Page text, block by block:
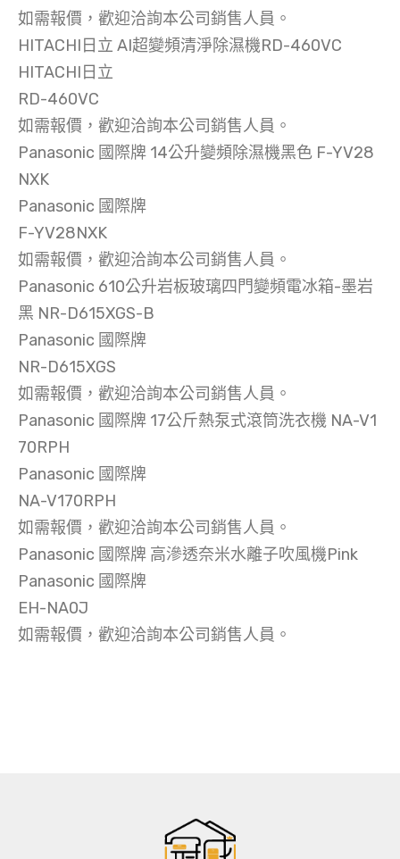
如需報價，歡迎洽詢本公司銷售人員。
HITACHI日立 AI超變頻清淨除濕機RD-460VC
HITACHI日立
RD-460VC
如需報價，歡迎洽詢本公司銷售人員。
Panasonic 國際牌 14公升變頻除濕機黑色 F-YV28
NXK
Panasonic 國際牌
F-YV28NXK
如需報價，歡迎洽詢本公司銷售人員。
Panasonic 610公升岩板玻璃四門變頻電冰箱-墨岩
黑 NR-D615XGS-B
Panasonic 國際牌
NR-D615XGS
如需報價，歡迎洽詢本公司銷售人員。
Panasonic 國際牌 17公斤熱泵式滾筒洗衣機 NA-V1
70RPH
Panasonic 國際牌
NA-V170RPH
如需報價，歡迎洽詢本公司銷售人員。
Panasonic 國際牌 高滲透奈米水離子吹風機Pink
Panasonic 國際牌
EH-NA0J
如需報價，歡迎洽詢本公司銷售人員。